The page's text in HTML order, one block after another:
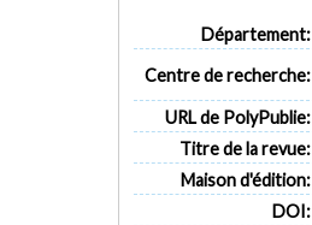
Département:
Centre de recherche:
URL de PolyPublie:
Titre de la revue:
Maison d'édition:
DOI: